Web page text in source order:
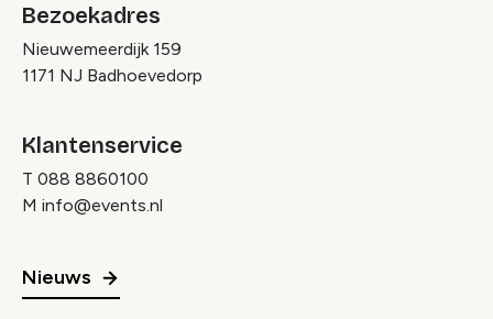
Bezoekadres
Nieuwemeerdijk 159
1171 NJ Badhoevedorp
Klantenservice
T 088 8860100
M info@events.nl
Nieuws